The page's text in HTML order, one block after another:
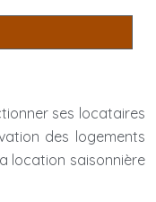
ses locataires
des logements
location saisonnière